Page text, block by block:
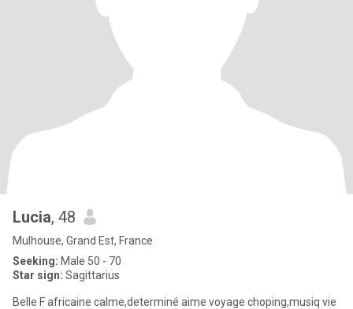
Lucia, 48
Mulhouse, Grand Est, France
Seeking: Male 50 - 70
Star sign: Sagittarius
Belle F africaine calme,determiné aime voyage choping,musiq vie